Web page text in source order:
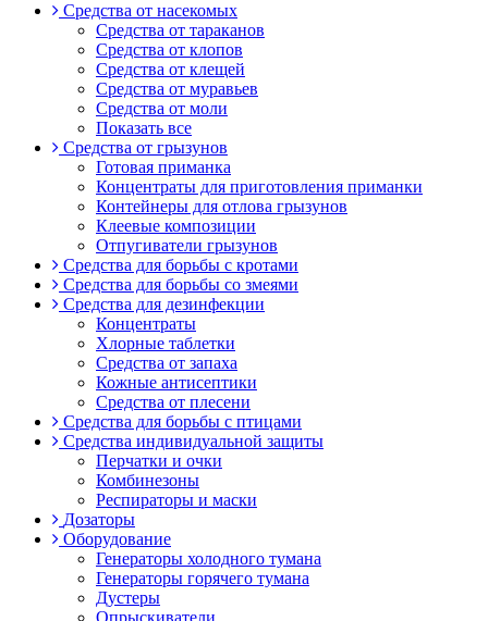
Средства от насекомых
Средства от тараканов
Средства от клопов
Средства от клещей
Средства от муравьев
Средства от моли
Показать все
Средства от грызунов
Готовая приманка
Концентраты для приготовления приманки
Контейнеры для отлова грызунов
Клеевые композиции
Отпугиватели грызунов
Средства для борьбы с кротами
Средства для борьбы со змеями
Средства для дезинфекции
Концентраты
Хлорные таблетки
Средства от запаха
Кожные антисептики
Средства от плесени
Средства для борьбы с птицами
Средства индивидуальной защиты
Перчатки и очки
Комбинезоны
Респираторы и маски
Дозаторы
Оборудование
Генераторы холодного тумана
Генераторы горячего тумана
Дустеры
Опрыскиватели